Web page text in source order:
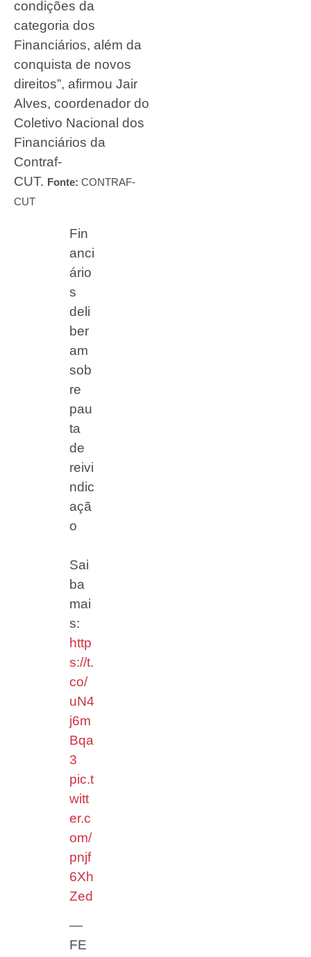
condições da
categoria dos
Financiários, além da
conquista de novos
direitos”, afirmou Jair
Alves, coordenador do
Coletivo Nacional dos
Financiários da
Contraf-
CUT. Fonte: CONTRAF-
CUT
Fin
anci
ário
s
deli
ber
am
sob
re
pau
ta
de
reivi
ndic
açã
o
Sai
ba
mai
s:
http
s://t.
co/
uN4
j6m
Bqa
3
pic.t
witt
er.c
om/
pnjf
6Xh
Zed
—
FE